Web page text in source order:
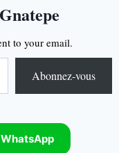
to your email.
Abonnez-vous